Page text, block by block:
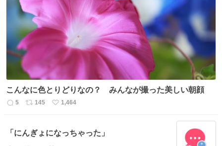
こんなに色とりどりなの？ みんなが撮った美しい朝顔
返
数
5
リ
ス
ト
145
い
ね
数
1,464
「にんぎょになっちゃった」